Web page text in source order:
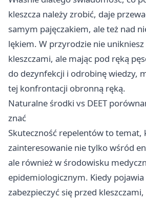
kleszcza należy zrobić, daje
samym pajęczakiem, ale też nad
lękiem. W przyrodzie nie
kleszczami, ale mając pod ręką
do dezynfekcji i odrobinę wiedzy,
tej konfrontacji obronną ręką.
Naturalne środki vs DEET
znać
Skuteczność repelentów to temat,
zainteresowanie nie tylko wśród
ale również w środowisku
epidemiologicznym. Kiedy
zabezpieczyć się przed